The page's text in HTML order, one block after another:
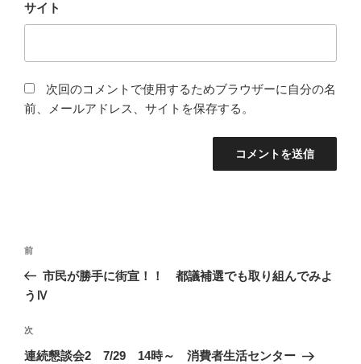
サイト
次回のコメントで使用するためブラウザーに自分の名
前、メールアドレス、サイトを保存する。
投
ナ
ゲ
ー
前
の
投
前
市民が勝手に街宣！！ 都議補選でも取り組んでみよ
うⅣ
次
の
次
連続懇談会2 7/29 14時～ 消費者生活センター